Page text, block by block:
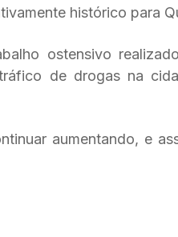
histórico para
ostensivo
de drogas na
aumentando, e